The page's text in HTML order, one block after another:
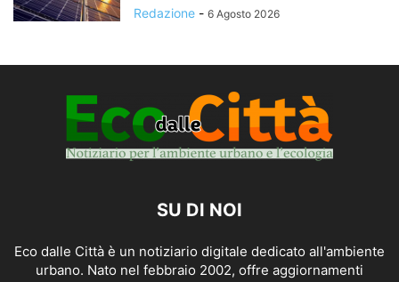
Redazione - 6 Agosto 2026
SU DI NOI
Eco dalle Città è un notiziario digitale dedicato all'ambiente
urbano. Nato nel febbraio 2002, offre aggiornamenti